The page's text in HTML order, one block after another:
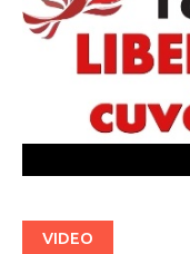
VIDEO